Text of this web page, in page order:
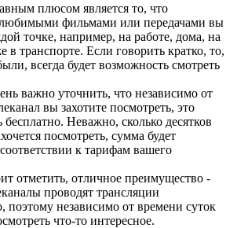
плюсом является то, что
любимыми фильмами или передачами вы
точке, например, на работе, дома, на
в транспорте. Если говорить кратко, то,
всегда будет возможность смотреть
важно уточнить, что независимо от
вы захотите посмотреть, это
Неважно, сколько десятков
посмотреть, сумма будет
к тарифам вашего
отметить, отличное преимущество -
проводят трансляции
поэтому независимо от времени суток
что-то интересное.